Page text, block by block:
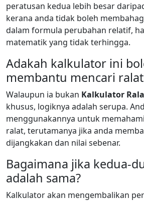
peratusan kedua lebih besar
kerana anda tidak boleh
dalam formula perubahan relatif,
matematik yang tidak terhingga.
Adakah kalkulator ini
membantu mencari
Walaupun ia bukan Kalkulator
khusus, logiknya adalah serupa.
menggunakannya untuk
ralat, terutamanya jika anda
dijangkakan dan nilai sebenar.
Bagaimana jika kedua-
adalah sama?
Kalkulator akan mengembalikan